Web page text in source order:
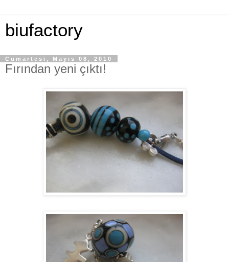
biufactory
Cumartesi, Mayıs 08, 2010
Fırından yeni çıktı!